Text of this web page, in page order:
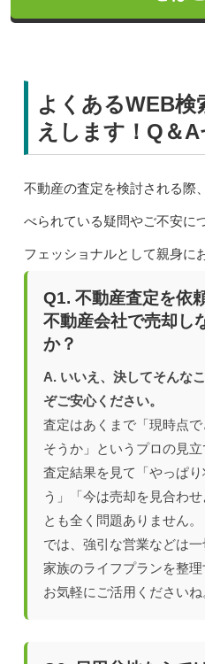
よくあるWEB検
えします！Q＆
不動産の査定を検討される際
べられている疑問やご不安に
フェッショナルとして親身に
Q1. 不動産査定を依
不動産会社で売却し
か？
A. いいえ、決してそんな
ぞご安心ください。
査定はあくまで「現時点
そうか」というプロの見立
査定結果を見て「やっぱ
う」「今は売却を見合わ
とも全く問題ありません
では、強引な営業などは
家族のライフプランを整理
お気軽にご活用くださいね